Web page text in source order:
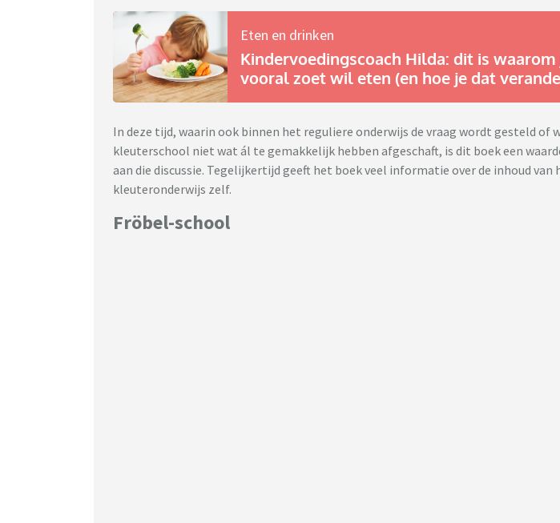
Eten en drinken
Kindervoedingscoach Hilda: dit is waarom
vooral zoet wil eten (en hoe je dat
In deze tijd, waarin ook binnen het reguliere onderwijs de vraag wordt gesteld of
kleuterschool niet wat ál te gemakkelijk hebben afgeschaft, is dit boek een
aan die discussie. Tegelijkertijd geeft het boek veel informatie over de inhoud van
kleuteronderwijs zelf.
Fröbel-school